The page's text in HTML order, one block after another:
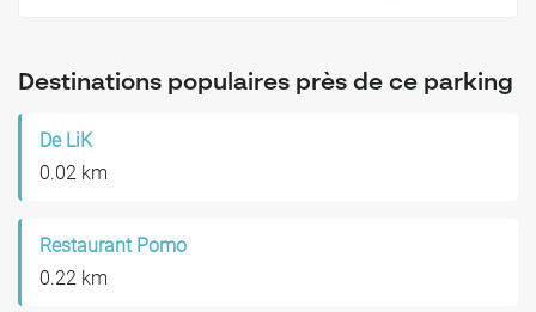
Destinations populaires près de ce parking
De LiK
0.02 km
Restaurant Pomo
0.22 km